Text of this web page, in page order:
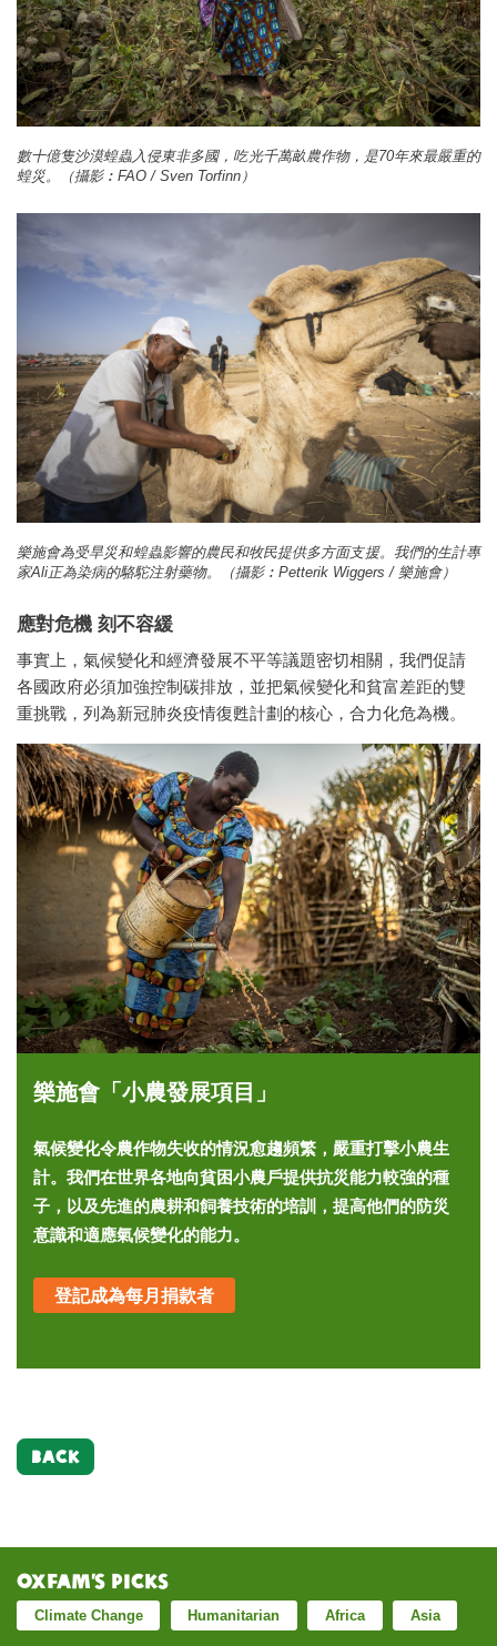
數十億隻沙漠蝗蟲入侵東非多國，吃光千萬畝農作物，是70年來最嚴重的
蝗災。（攝影︰FAO / Sven Torfinn）
樂施會為受旱災和蝗蟲影響的農民和牧民提供多方面支援。我們的生計專
家Ali正為染病的駱駝注射藥物。（攝影︰Petterik Wiggers / 樂施會）
應對危機 刻不容緩
事實上，氣候變化和經濟發展不平等議題密切相關，我們促請
各國政府必須加強控制碳排放，並把氣候變化和貧富差距的雙
重挑戰，列為新冠肺炎疫情復甦計劃的核心，合力化危為機。
樂施會「小農發展項目」
氣候變化令農作物失收的情況愈趨頻繁，嚴重打擊小農生
計。我們在世界各地向貧困小農戶提供抗災能力較強的種
子，以及先進的農耕和飼養技術的培訓，提高他們的防災
意識和適應氣候變化的能力。
登記成為每月捐款者
BACK
Oxfam’s Picks
Climate Change Humanitarian Africa Asia